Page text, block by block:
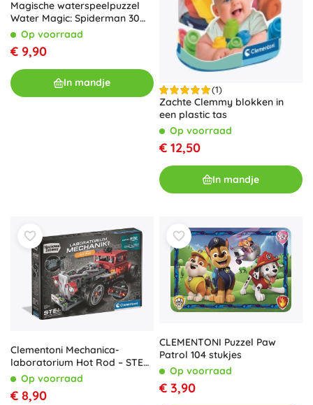
Magische waterspeelpuzzel
Water Magic: Spiderman 30
stukken
Op voorraad
€ 9,90
In mandje
(1)
Zachte Clemmy blokken in
een plastic tas
Op voorraad
€ 12,50
In mandje
Clementoni Mechanica-
laboratorium Hot Rod – STEM
bouwset
Op voorraad
€ 8,90
CLEMENTONI Puzzel Paw
Patrol 104 stukjes
Op voorraad
€ 3,90